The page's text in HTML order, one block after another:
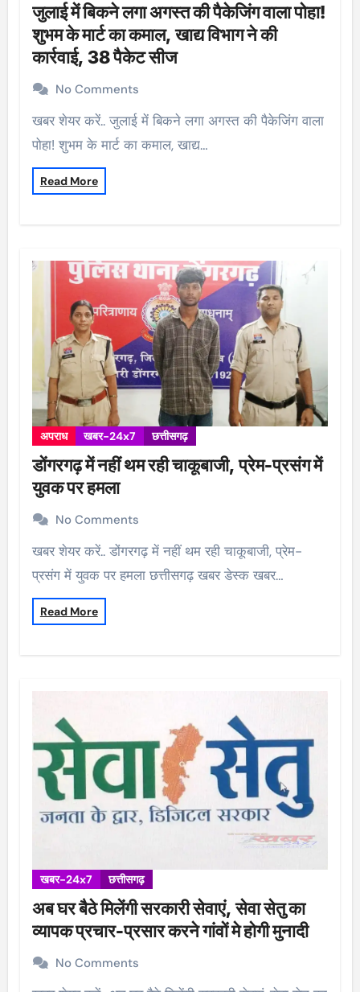
जुलाई में बिकने लगा अगस्त की पैकेजिंग वाला पोहा!
शुभम के मार्ट का कमाल, खाद्य विभाग ने की
कार्रवाई, 38 पैकेट सीज
No Comments
खबर शेयर करें.. जुलाई में बिकने लगा अगस्त की पैकेजिंग वाला
पोहा! शुभम के मार्ट का कमाल, खाद्य…
Read More
अपराध खबर-24x7 छत्तीसगढ़
डोंगरगढ़ में नहीं थम रही चाकूबाजी, प्रेम-प्रसंग में
युवक पर हमला
No Comments
खबर शेयर करें.. डोंगरगढ़ में नहीं थम रही चाकूबाजी, प्रेम-
प्रसंग में युवक पर हमला छत्तीसगढ़ खबर डेस्क खबर…
Read More
खबर-24x7 छत्तीसगढ़
अब घर बैठे मिलेंगी सरकारी सेवाएं, सेवा सेतु का
व्यापक प्रचार-प्रसार करने गांवों मे होगी मुनादी
No Comments